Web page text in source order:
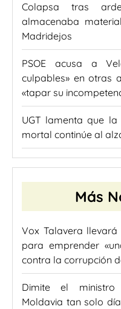
Colapsa tras
almacenaba
Madridejos
PSOE acusa a
culpables» en otras
«tapar su
UGT lamenta que
mortal continúe al
Más
Vox Talavera
para emprender
contra la corrupción
Dimite el
Moldavia tan solo